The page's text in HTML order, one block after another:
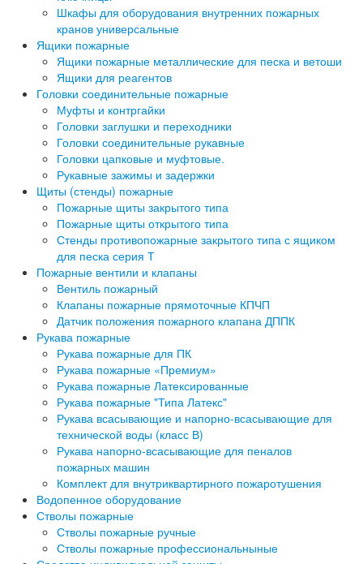
Шкафы для оборудования внутренних пожарных
кранов универсальные
Ящики пожарные
Ящики пожарные металлические для песка и ветоши
Ящики для реагентов
Головки соединительные пожарные
Муфты и контргайки
Головки заглушки и переходники
Головки соединительные рукавные
Головки цапковые и муфтовые.
Рукавные зажимы и задержки
Щиты (стенды) пожарные
Пожарные щиты закрытого типа
Пожарные щиты открытого типа
Стенды противопожарные закрытого типа с ящиком
для песка серия Т
Пожарные вентили и клапаны
Вентиль пожарный
Клапаны пожарные прямоточные КПЧП
Датчик положения пожарного клапана ДППК
Рукава пожарные
Рукава пожарные для ПК
Рукава пожарные «Премиум»
Рукава пожарные Латексированные
Рукава пожарные "Типа Латекс"
Рукава всасывающие и напорно-всасывающие для
технической воды (класс В)
Рукава напорно-всасывающие для пеналов
пожарных машин
Комплект для внутриквартирного пожаротушения
Водопенное оборудование
Стволы пожарные
Стволы пожарные ручные
Стволы пожарные профессиональныные